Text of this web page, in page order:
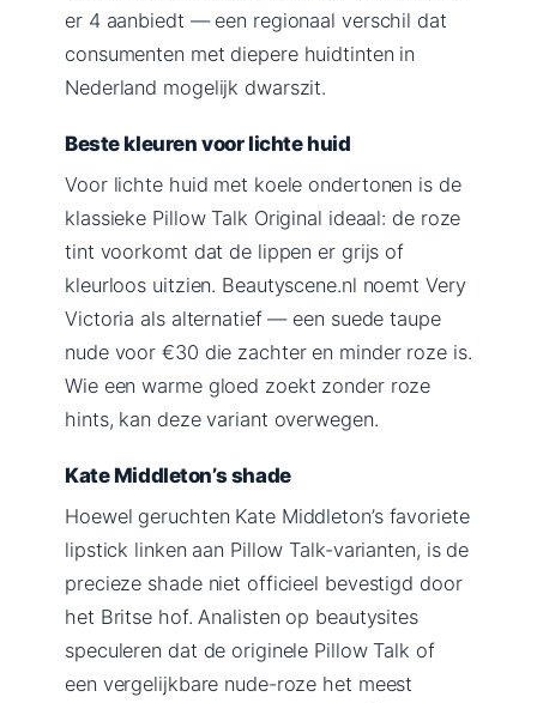
er 4 aanbiedt — een regionaal verschil dat
consumenten met diepere huidtinten in
Nederland mogelijk dwarszit.
Beste kleuren voor lichte huid
Voor lichte huid met koele ondertonen is de
klassieke Pillow Talk Original ideaal: de roze
tint voorkomt dat de lippen er grijs of
kleurloos uitzien. Beautyscene.nl noemt Very
Victoria als alternatief — een suede taupe
nude voor €30 die zachter en minder roze is.
Wie een warme gloed zoekt zonder roze
hints, kan deze variant overwegen.
Kate Middleton’s shade
Hoewel geruchten Kate Middleton’s favoriete
lipstick linken aan Pillow Talk-varianten, is de
precieze shade niet officieel bevestigd door
het Britse hof. Analisten op beautysites
speculeren dat de originele Pillow Talk of
een vergelijkbare nude-roze het meest